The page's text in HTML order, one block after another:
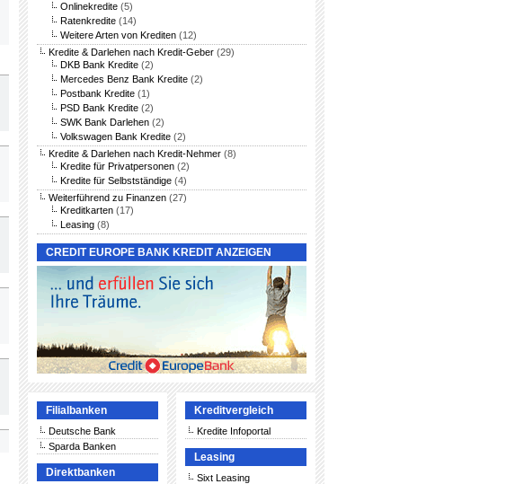
Onlinekredite (5)
Ratenkredite (14)
Weitere Arten von Krediten (12)
Kredite & Darlehen nach Kredit-Geber (29)
DKB Bank Kredite (2)
Mercedes Benz Bank Kredite (2)
Postbank Kredite (1)
PSD Bank Kredite (2)
SWK Bank Darlehen (2)
Volkswagen Bank Kredite (2)
Kredite & Darlehen nach Kredit-Nehmer (8)
Kredite für Privatpersonen (2)
Kredite für Selbstständige (4)
Weiterführend zu Finanzen (27)
Kreditkarten (17)
Leasing (8)
CREDIT EUROPE BANK KREDIT ANZEIGEN
Filialbanken
Deutsche Bank
Sparda Banken
Direktbanken
Kreditvergleich
Kredite Infoportal
Leasing
Sixt Leasing